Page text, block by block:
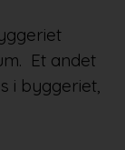
Et andet
i byggeriet,